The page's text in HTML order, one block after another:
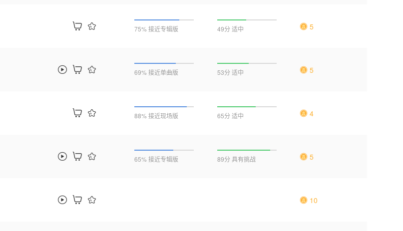
75% 接近专辑版 49分 适中 5
69% 接近单曲版 53分 适中 5
88% 接近现场版 65分 适中 4
65% 接近专辑版 89分 具有挑战 5
10